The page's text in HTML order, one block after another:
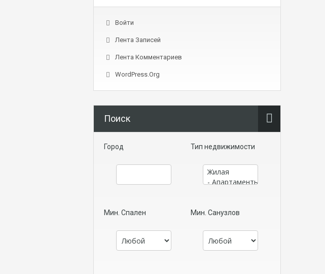
Войти
Лента Записей
Лента Комментариев
WordPress.org
Поиск
Город Тип недвижимости
Мин. Спален Мин. Санузлов